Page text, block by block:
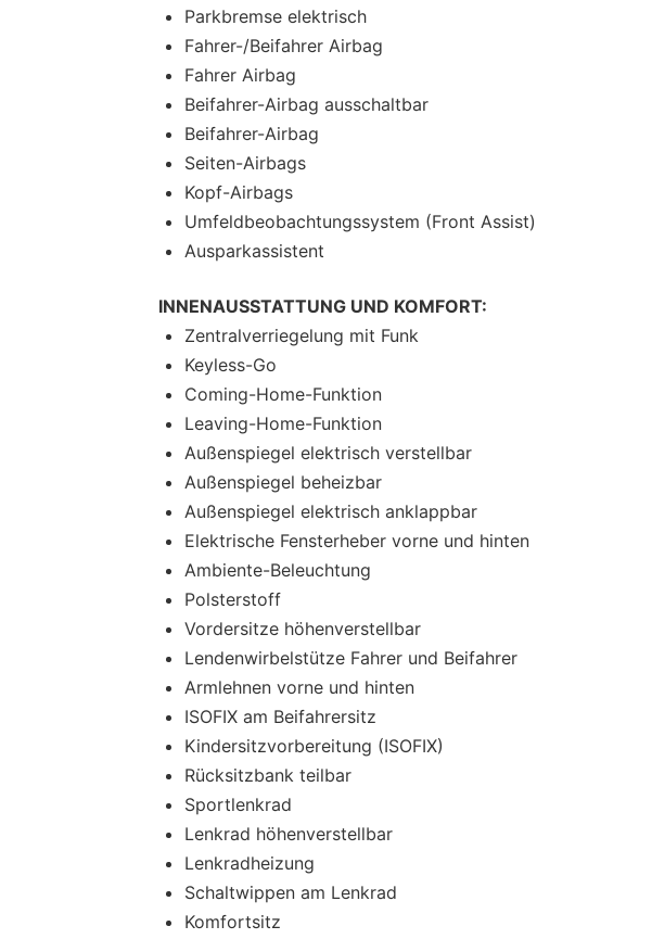
Parkbremse elektrisch
Fahrer-/Beifahrer Airbag
Fahrer Airbag
Beifahrer-Airbag ausschaltbar
Beifahrer-Airbag
Seiten-Airbags
Kopf-Airbags
Umfeldbeobachtungssystem (Front Assist)
Ausparkassistent
INNENAUSSTATTUNG UND KOMFORT:
Zentralverriegelung mit Funk
Keyless-Go
Coming-Home-Funktion
Leaving-Home-Funktion
Außenspiegel elektrisch verstellbar
Außenspiegel beheizbar
Außenspiegel elektrisch anklappbar
Elektrische Fensterheber vorne und hinten
Ambiente-Beleuchtung
Polsterstoff
Vordersitze höhenverstellbar
Lendenwirbelstütze Fahrer und Beifahrer
Armlehnen vorne und hinten
ISOFIX am Beifahrersitz
Kindersitzvorbereitung (ISOFIX)
Rücksitzbank teilbar
Sportlenkrad
Lenkrad höhenverstellbar
Lenkradheizung
Schaltwippen am Lenkrad
Komfortsitz